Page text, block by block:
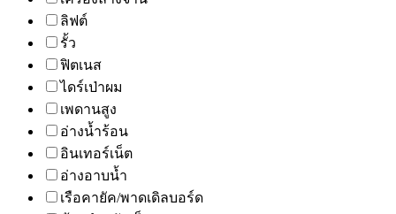
ลิฟต์
รั้ว
ฟิตเนส
ไดร์เป่าผม
เพดานสูง
อ่างน้ำร้อน
อินเทอร์เน็ต
อ่างอาบน้ำ
เรือคายัค/พาดเดิลบอร์ด